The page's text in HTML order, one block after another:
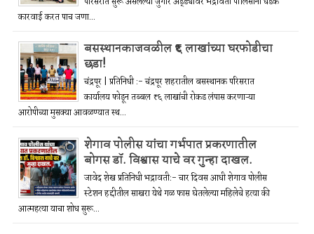
कारवाई करत पाच जणा...
बसस्थानकाजवळील ₹६ लाखांच्या घरफोडीचा
छडा!
चंद्रपूर | प्रतिनिधी :- चंद्रपूर शहरातील बसस्थानक परिसरात
कार्यालय फोडून तब्बल ₹६ लाखांची रोकड लंपास करणाऱ्या
आरोपीच्या मुसक्या आवळण्यात स्थ...
शेगाव पोलीस यांचा गर्भपात प्रकरणातील
बोगस डॉ. विश्वास याचे वर गुन्हा दाखल.
जावेद शेख प्रतिनिधी भद्रावती:- चार दिवस आधी शेगाव पोलीस
स्टेशन हद्दीतील साखरा येथे गळ फास घेतलेल्या महिलेचे हत्या की
आत्महत्या याचा शोध सुरू...